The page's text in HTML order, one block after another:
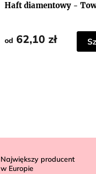
Haft diamentowy -
od 62,10 zł
Największy producent
w Europie